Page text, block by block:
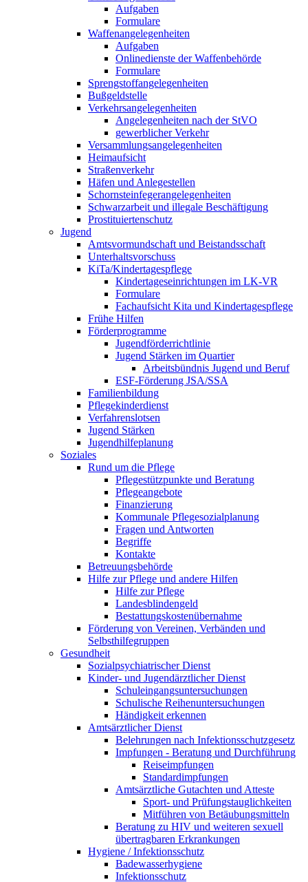
Aufgaben
Formulare
Waffenangelegenheiten
Aufgaben
Onlinedienste der Waffenbehörde
Formulare
Sprengstoff­angelegenheiten
Bußgeldstelle
Verkehrsangelegenheiten
Angelegenheiten nach der StVO
gewerblicher Verkehr
Versammlungs­angelegenheiten
Heimaufsicht
Straßenverkehr
Häfen und Anlegestellen
Schornsteinfeger­angelegenheiten
Schwarzarbeit und illegale Beschäftigung
Prostituiertenschutz
Jugend
Amtsvormundschaft und Beistandsschaft
Unterhaltsvorschuss
KiTa/Kindertagespflege
Kindertages­einrichtungen im LK-VR
Formulare
Fachaufsicht Kita und Kindertagespflege
Frühe Hilfen
Förderprogramme
Jugendförderrichtlinie
Jugend Stärken im Quartier
Arbeitsbündnis Jugend und Beruf
ESF-Förderung JSA/SSA
Familienbildung
Pflegekinderdienst
Verfahrenslotsen
Jugend Stärken
Jugendhilfeplanung
Soziales
Rund um die Pflege
Pflegestützpunkte und Beratung
Pflegeangebote
Finanzierung
Kommunale Pflegesozialplanung
Fragen und Antworten
Begriffe
Kontakte
Betreuungsbehörde
Hilfe zur Pflege und andere Hilfen
Hilfe zur Pflege
Landesblindengeld
Bestattungskosten­übernahme
Förderung von Vereinen, Verbänden und
Selbsthilfegruppen
Gesundheit
Sozialpsychiatrischer Dienst
Kinder- und Jugendärztlicher Dienst
Schuleingangsuntersuchungen
Schulische Reihenuntersuchungen
Händigkeit erkennen
Amtsärztlicher Dienst
Belehrungen nach Infektionsschutzgesetz
Impfungen - Beratung und Durchführung
Reiseimpfungen
Standardimpfungen
Amtsärztliche Gutachten und Atteste
Sport- und Prüfungstauglichkeiten
Mitführen von Betäubungsmitteln
Beratung zu HIV und weiteren sexuell
übertragbaren Erkrankungen
Hygiene / Infektionsschutz
Badewasserhygiene
Infektionsschutz